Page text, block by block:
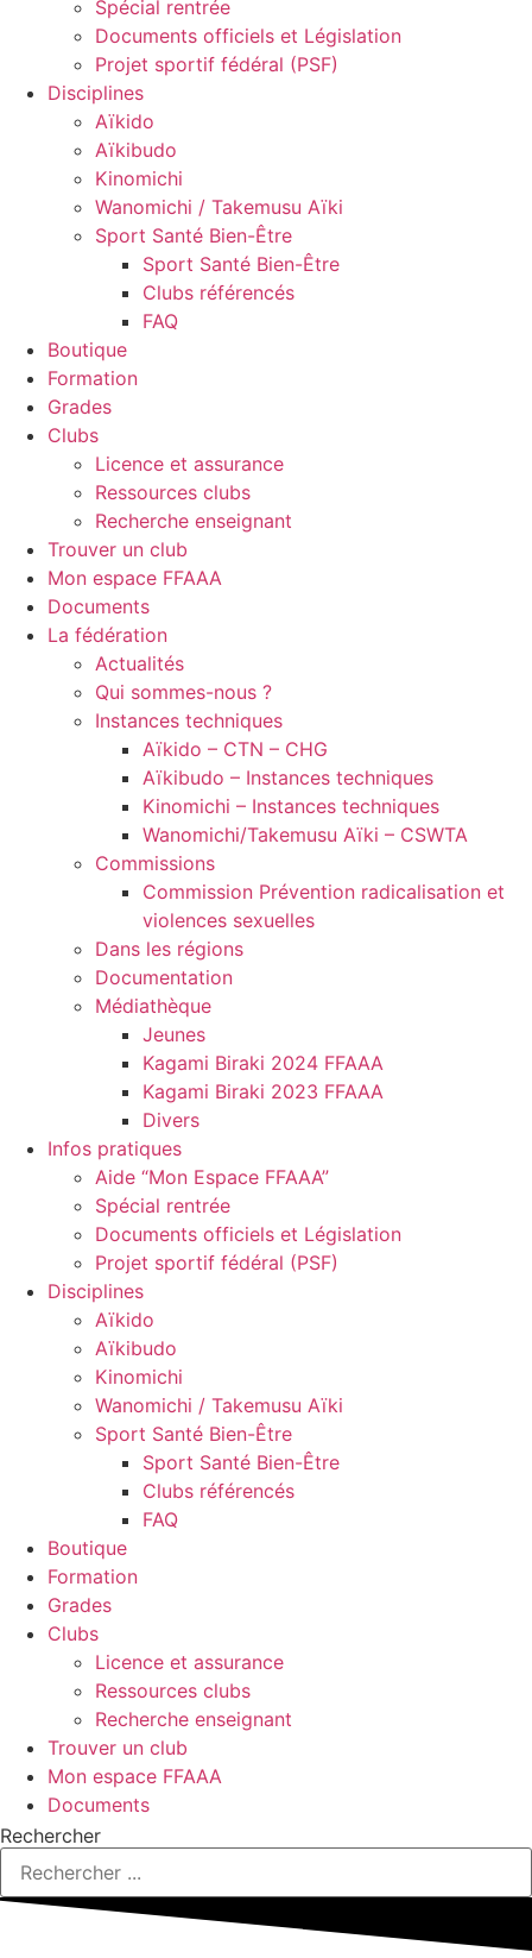
Spécial rentrée
Documents officiels et Législation
Projet sportif fédéral (PSF)
Disciplines
Aïkido
Aïkibudo
Kinomichi
Wanomichi / Takemusu Aïki
Sport Santé Bien-Être
Sport Santé Bien-Être
Clubs référencés
FAQ
Boutique
Formation
Grades
Clubs
Licence et assurance
Ressources clubs
Recherche enseignant
Trouver un club
Mon espace FFAAA
Documents
La fédération
Actualités
Qui sommes-nous ?
Instances techniques
Aïkido – CTN – CHG
Aïkibudo – Instances techniques
Kinomichi – Instances techniques
Wanomichi/Takemusu Aïki – CSWTA
Commissions
Commission Prévention radicalisation et
violences sexuelles
Dans les régions
Documentation
Médiathèque
Jeunes
Kagami Biraki 2024 FFAAA
Kagami Biraki 2023 FFAAA
Divers
Infos pratiques
Aide “Mon Espace FFAAA”
Spécial rentrée
Documents officiels et Législation
Projet sportif fédéral (PSF)
Disciplines
Aïkido
Aïkibudo
Kinomichi
Wanomichi / Takemusu Aïki
Sport Santé Bien-Être
Sport Santé Bien-Être
Clubs référencés
FAQ
Boutique
Formation
Grades
Clubs
Licence et assurance
Ressources clubs
Recherche enseignant
Trouver un club
Mon espace FFAAA
Documents
Rechercher